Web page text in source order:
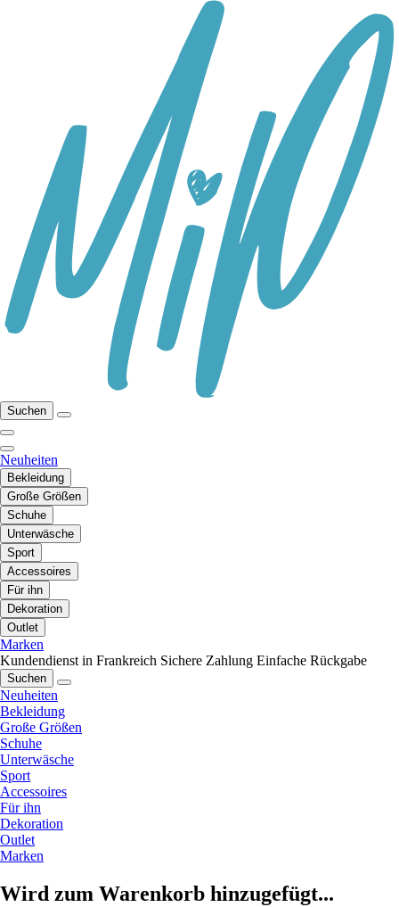
Suchen
Neuheiten
Bekleidung
Große Größen
Schuhe
Unterwäsche
Sport
Accessoires
Für ihn
Dekoration
Outlet
Marken
Kundendienst in Frankreich Sichere Zahlung Einfache Rückgabe
Suchen
Neuheiten
Bekleidung
Große Größen
Schuhe
Unterwäsche
Sport
Accessoires
Für ihn
Dekoration
Outlet
Marken
Wird zum Warenkorb hinzugefügt...